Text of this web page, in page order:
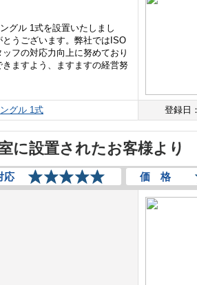
グル 1式を設置いたしまし
うございます。弊社ではISO
フの対応力向上に努めており
ますよう、ますますの経営努
グル 1式 登録日
に設置されたお客様より
応 価 格